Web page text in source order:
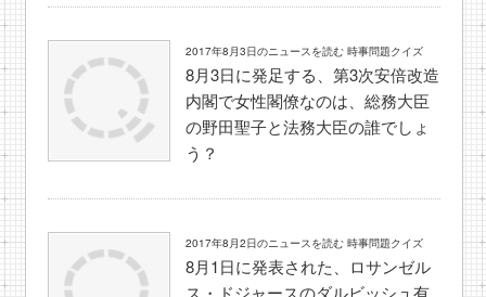
2017年8月3日のニュースを読む 時事問題クイズ
8月3日に発足する、第3次安倍改造
内閣で女性閣僚なのは、総務大臣
の野田聖子と法務大臣の誰でしょ
う？
2017年8月2日のニュースを読む 時事問題クイズ
8月1日に発表された、ロサンゼル
ス・ドジャースのダルビッシュ有